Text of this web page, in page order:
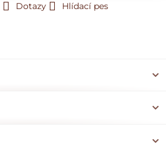
Dotazy
Hlídací pes